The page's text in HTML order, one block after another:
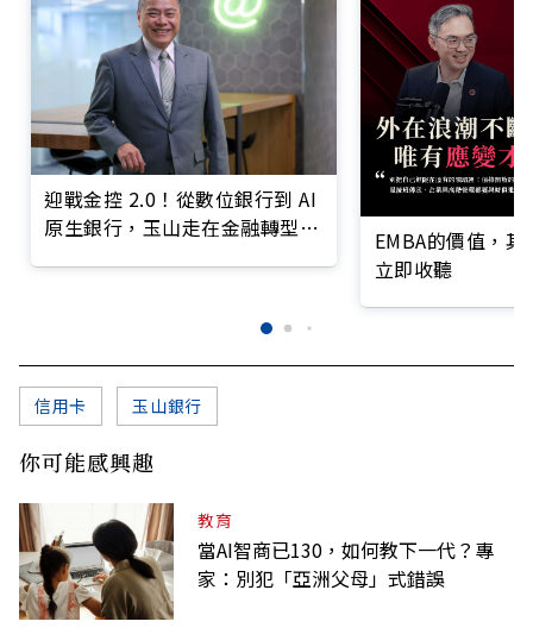
迎戰金控 2.0！從數位銀行到 AI
原生銀行，玉山走在金融轉型最
EMBA的價值，
立即收聽
信用卡 玉山銀行
你可能感興趣
教育
當AI智商已130，如何教下一代？專
家：別犯「亞洲父母」式錯誤